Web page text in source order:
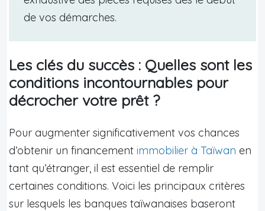
de vos démarches.
Les clés du succès : Quelles sont les
conditions incontournables pour
décrocher votre prêt ?
Pour augmenter significativement vos chances
d’obtenir un financement immobilier à Taïwan en
tant qu’étranger, il est essentiel de remplir
certaines conditions. Voici les principaux critères
sur lesquels les banques taïwanaises baseront